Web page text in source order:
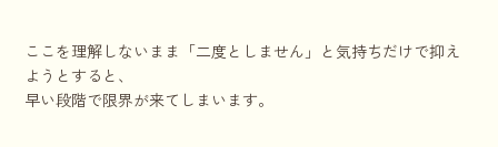
ここを理解しないまま「二度としません」と気持ちだけで抑え
ようとすると、
早い段階で限界が来てしまいます。